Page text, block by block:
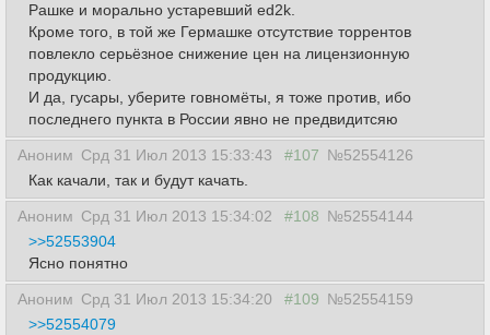
Рашке и морально устаревший ed2k.
Кроме того, в той же Гермашке отсутствие торрентов
повлекло серьёзное снижение цен на лицензионную
продукцию.
И да, гусары, уберите говномёты, я тоже против, ибо
последнего пункта в России явно не предвидитсяю
Аноним Срд 31 Июл 2013 15:33:43 #107 №52554126
Как качали, так и будут качать.
Аноним Срд 31 Июл 2013 15:34:02 #108 №52554144
>>52553904
Ясно понятно
Аноним Срд 31 Июл 2013 15:34:20 #109 №52554159
>>52554079